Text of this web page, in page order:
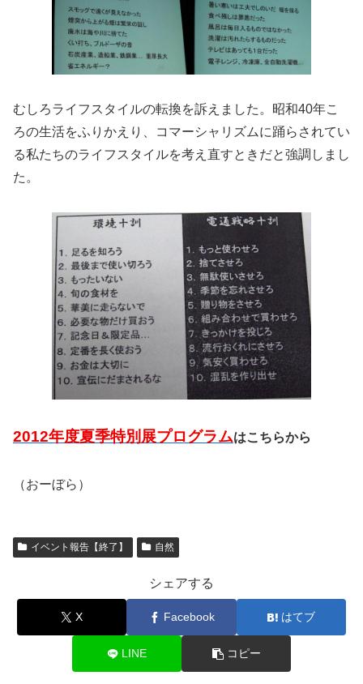
むしろライフスタイルの転換を訴えました。昭和40年こ
ろの生活をふりかえり、コマーシャリズムに踊らされてい
る私たちのライフスタイルを考え直すときだと強調しまし
た。
2012年度夏季特別展プログラムはこちらから
（おーぼら）
イベント報告【終了】 自然
シェアする
X Facebook はてブ
LINE コピー